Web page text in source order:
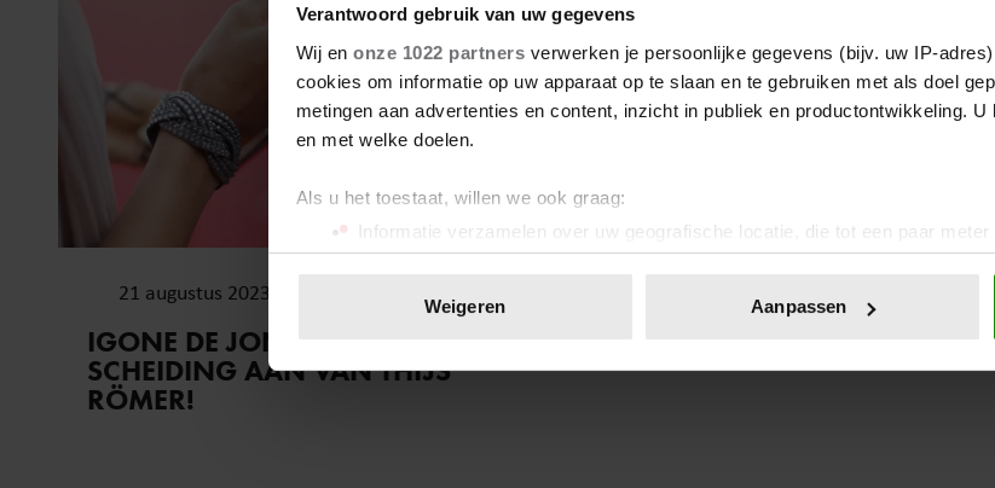
Verantwoord gebruik van uw gegevens
Wij en onze 1022 partners verwerken je persoonlijke gegevens (bijv. uw IP-
cookies om informatie op uw apparaat op te slaan en te gebruiken met als doel
metingen aan advertenties en content, inzicht in publiek en productontwikkeling.
en met welke doelen.
Als u het toestaat, willen we ook graag:
Informatie verzamelen over uw geografische locatie, die tot een paar
Uw apparaat identificeren door het actief te scannen op specifieke
toestemming op elk moment wijzigen of intrekken in de Cookieverklaring.
We gebruiken cookies om content en advertenties te personaliseren, om functies
Weigeren Aanpassen
21 augustus 2023
IGONE DE JONGH VRAAGT
SCHEIDING AAN VAN THIJS
RÖMER!